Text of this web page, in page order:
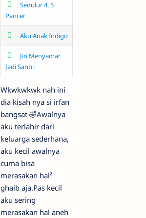
Sedulur 4, 5
Pancer
Aku Anak Indigo
Jin Menyamar
Jadi Santri
Wkwkwkwk nah ini
dia kisah nya si irfan
bangsat 🤣Awalnya
aku terlahir dari
keluarga sederhana,
aku kecil awalnya
cuma bisa
merasakan hal²
ghaib aja.Pas kecil
aku sering
merasakan hal aneh